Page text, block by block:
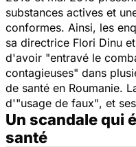
substances actives et
conformes. Ainsi, les
sa directrice Flori Dinu
d'avoir "entravé le
contagieuses" dans
de santé en Roumanie.
d'"usage de faux", et
Un scandale qui
santé